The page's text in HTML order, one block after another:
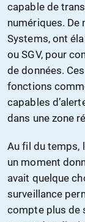
capable de
numériques.
Systems, ont
ou SGV, pour
de données.
fonctions
capables
dans une zone
Au fil du temps,
un moment
avait quelque
surveillance
compte plus de